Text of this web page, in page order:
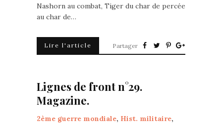
Nashorn au combat, Tiger du char de percée
au char de…
Lire l'article Partager
Lignes de front n°29.
Magazine.
2ème guerre mondiale, Hist. militaire,